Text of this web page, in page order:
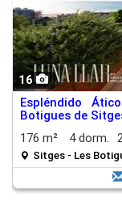
16
Espléndido
Botigues de
176 m²
4 dorm.
Sitges - Les